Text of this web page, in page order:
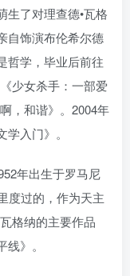
生了对理查德•瓦格
自饰演布伦希尔德
哲学，毕业后前往
少女杀手：一部爱
，和谐》。2004年
入门》。
年出生于罗马尼
度过的，作为天主
格纳的主要作品
》。